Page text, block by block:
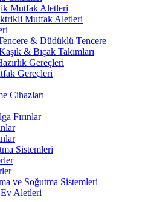
Mutfak Aletleri
Mutfak Aletleri
& Düdüklü Tencere
& Bıçak Takımları
Gereçleri
Gereçleri
Cihazları
Fırınlar
Sistemleri
ve Soğutma Sistemleri
Aletleri